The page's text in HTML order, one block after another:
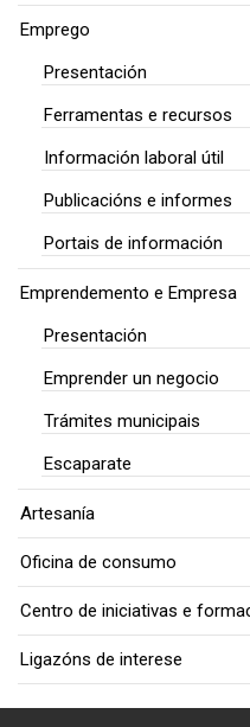
Emprego
Presentación
Ferramentas e recursos
Información laboral útil
Publicacións e informes
Portais de información
Emprendemento e Empresa
Presentación
Emprender un negocio
Trámites municipais
Escaparate
Artesanía
Oficina de consumo
Centro de iniciativas e
Ligazóns de interese